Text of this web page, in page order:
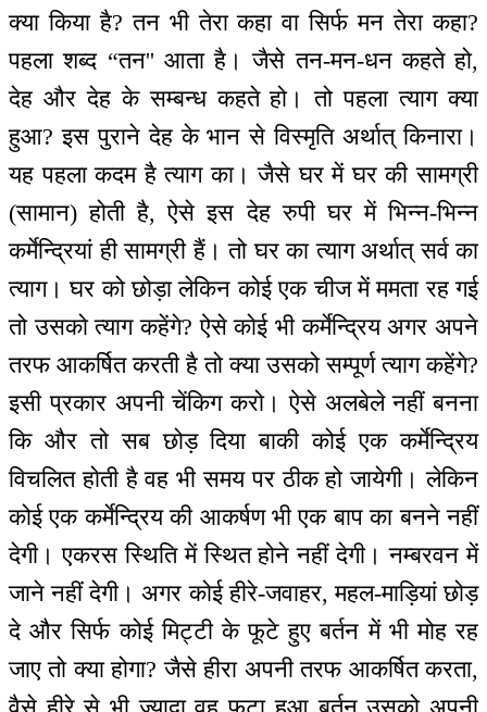
क्या किया है? तन भी तेरा कहा वा सिर्फ मन तेरा कहा?
पहला शब्द “तन'' आता है। जैसे तन-मन-धन कहते हो,
देह और देह के सम्बन्ध कहते हो। तो पहला त्याग क्या
हुआ? इस पुराने देह के भान से विस्मृति अर्थात् किनारा।
यह पहला कदम है त्याग का। जैसे घर में घर की सामग्री
(सामान) होती है, ऐसे इस देह रुपी घर में भिन्न-भिन्न
कर्मेन्द्रियां ही सामग्री हैं। तो घर का त्याग अर्थात् सर्व का
त्याग। घर को छोड़ा लेकिन कोई एक चीज में ममता रह गई
तो उसको त्याग कहेंगे? ऐसे कोई भी कर्मेन्द्रिय अगर अपने
तरफ आकर्षित करती है तो क्या उसको सम्पूर्ण त्याग कहेंगे?
इसी प्रकार अपनी चेंकिग करो। ऐसे अलबेले नहीं बनना
कि और तो सब छोड़ दिया बाकी कोई एक कर्मेन्द्रिय
विचलित होती है वह भी समय पर ठीक हो जायेगी। लेकिन
कोई एक कर्मेन्द्रिय की आकर्षण भी एक बाप का बनने नहीं
देगी। एकरस स्थिति में स्थित होने नहीं देगी। नम्बरवन में
जाने नहीं देगी। अगर कोई हीरे-जवाहर, महल-माड़ियां छोड़
दे और सिर्फ कोई मिट्टी के फूटे हुए बर्तन में भी मोह रह
जाए तो क्या होगा? जैसे हीरा अपनी तरफ आकर्षित करता,